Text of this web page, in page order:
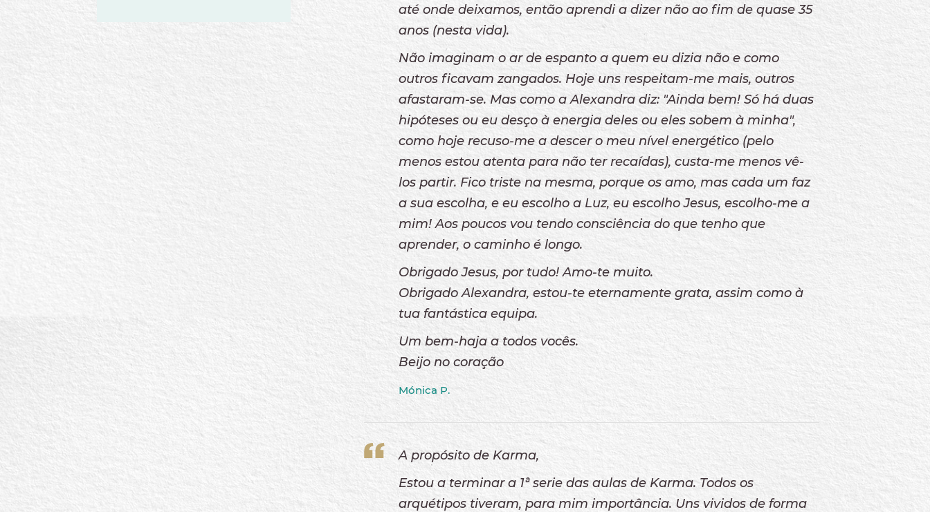
até onde deixamos, então aprendi a dizer não ao fim de quase 35
anos (nesta vida).
Não imaginam o ar de espanto a quem eu dizia não e como
outros ficavam zangados. Hoje uns respeitam-me mais, outros
afastaram-se. Mas como a Alexandra diz: "Ainda bem! Só há duas
hipóteses ou eu desço à energia deles ou eles sobem à minha",
como hoje recuso-me a descer o meu nível energético (pelo
menos estou atenta para não ter recaídas), custa-me menos vê-
los partir. Fico triste na mesma, porque os amo, mas cada um faz
a sua escolha, e eu escolho a Luz, eu escolho Jesus, escolho-me a
mim! Aos poucos vou tendo consciência do que tenho que
aprender, o caminho é longo.
Obrigado Jesus, por tudo! Amo-te muito.
Obrigado Alexandra, estou-te eternamente grata, assim como à
tua fantástica equipa.
Um bem-haja a todos vocês.
Beijo no coração
Mónica P.
A propósito de Karma,
Estou a terminar a 1ª serie das aulas de Karma. Todos os
arquétipos tiveram, para mim importância. Uns vividos de forma